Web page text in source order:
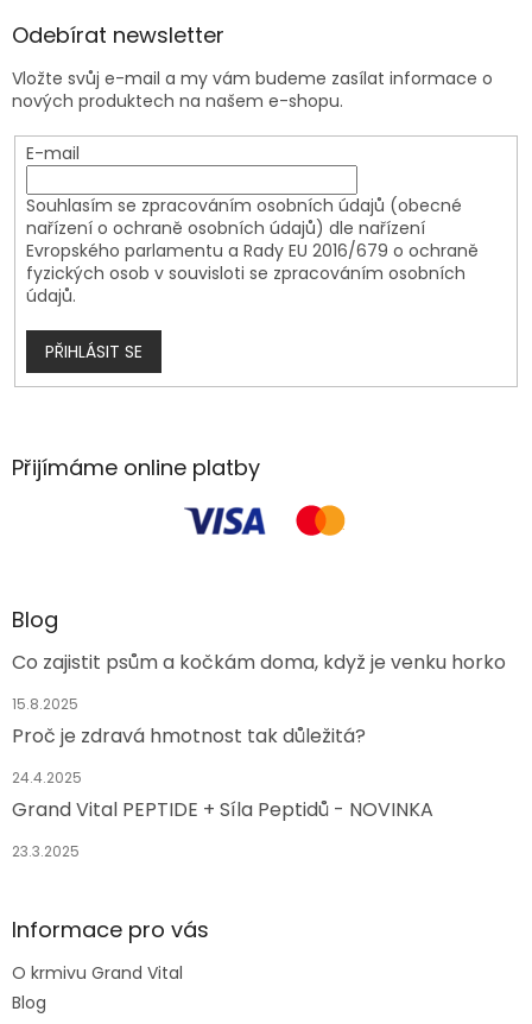
Odebírat newsletter
Vložte svůj e-mail a my vám budeme zasílat informace o
nových produktech na našem e-shopu.
E-mail
Souhlasím se zpracováním osobních údajů (obecné
nařízení o ochraně osobních údajů) dle nařízení
Evropského parlamentu a Rady EU 2016/679 o ochraně
fyzických osob v souvisloti se zpracováním osobních
údajů.
PŘIHLÁSIT SE
Přijímáme online platby
Blog
Co zajistit psům a kočkám doma, když je venku horko
15.8.2025
Proč je zdravá hmotnost tak důležitá?
24.4.2025
Grand Vital PEPTIDE + Síla Peptidů - NOVINKA
23.3.2025
Informace pro vás
O krmivu Grand Vital
Blog